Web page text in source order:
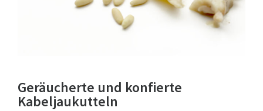
Geräucherte und konfierte
Kabeljaukutteln